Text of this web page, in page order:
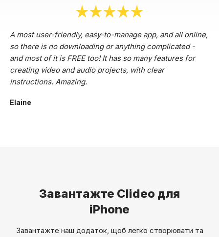
A most user-friendly, easy-to-manage app, and all online,
so there is no downloading or anything complicated -
and most of it is FREE too! It has so many features for
creating video and audio projects, with clear
instructions. Amazing.
Elaine
Завантажте Clideo для
iPhone
Завантажте наш додаток, щоб легко створювати та